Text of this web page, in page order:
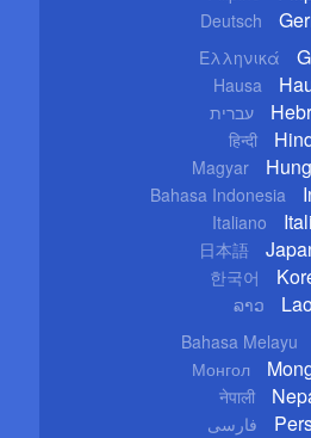
Deutsch
Ελληνικά
Hausa
עברית
हिन्दी
Magyar
Bahasa Indonesia
Italiano
日本語
한국어
ລາວ
Bahasa Melayu
Монгол
नेपाली
فارسی